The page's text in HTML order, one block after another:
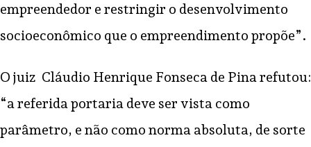
empreendedor e restringir o desenvolvimento
socioeconômico que o empreendimento propõe”.
O juiz Cláudio Henrique Fonseca de Pina refutou:
“a referida portaria deve ser vista como
parâmetro, e não como norma absoluta, de sorte